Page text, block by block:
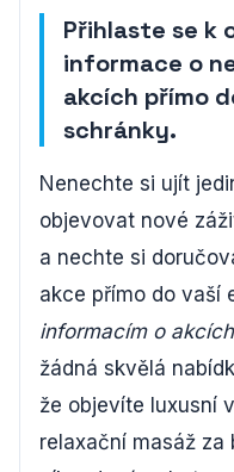
Přihlaste se k
informace o
akcích přímo
schránky.
Nenechte si ujít
objevovat nové
a nechte si
akce přímo do vaší
informacím o
žádná skvělá
že objevíte luxusní
relaxační masáž za